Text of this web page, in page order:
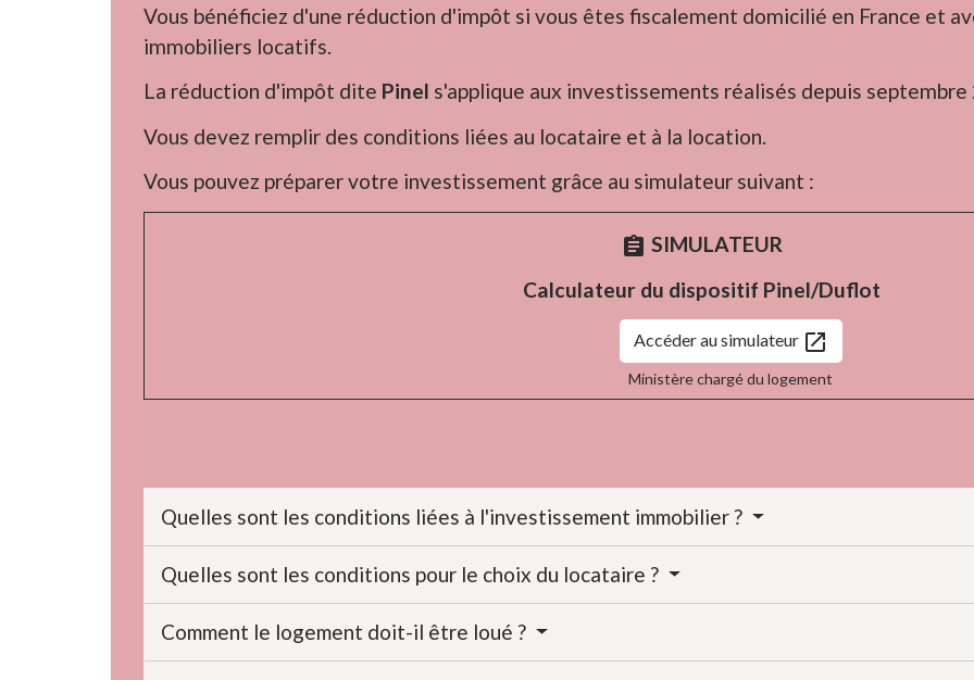
Vous bénéficiez d'une réduction d'impôt si vous êtes fiscalement domicilié en France et
immobiliers locatifs.
La réduction d'impôt dite Pinel s'applique aux investissements réalisés depuis
Vous devez remplir des conditions liées au locataire et à la location.
Vous pouvez préparer votre investissement grâce au simulateur suivant :
assignment SIMULATEUR
Calculateur du dispositif Pinel/Duflot
Accéder au simulateur open_in_new
Ministère chargé du logement
Quelles sont les conditions liées à l'investissement immobilier ?
Quelles sont les conditions pour le choix du locataire ?
Comment le logement doit-il être loué ?